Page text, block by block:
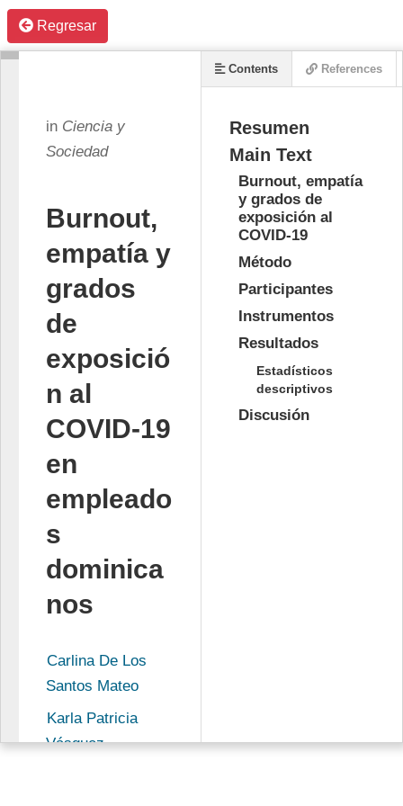
Regresar
in Ciencia y
Sociedad
Burnout,
empatía y
grados
de
exposició
n al
COVID-19
en
empleado
s
dominica
nos
Carlina De Los
Santos Mateo
Karla Patricia
Vásquez
Resumen
Main Text
Burnout, empatía
y grados de
exposición al
COVID-19
Método
Participantes
Instrumentos
Resultados
Estadísticos
descriptivos
Discusión
Contents References